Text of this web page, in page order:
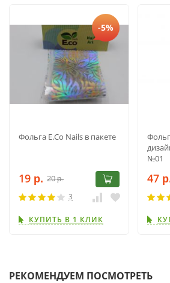
-5%
Фольга E.Co Nails в пакете
19 р. 20р.
3
КУПИТЬ В 1 КЛИК
№01
47 р.
РЕКОМЕНДУЕМ ПОСМОТРЕТЬ